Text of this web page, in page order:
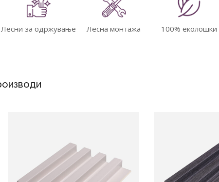
Лесни за одржување Лесна монтажа 100% еколошки